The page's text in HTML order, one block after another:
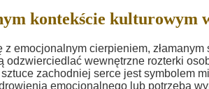
kontekście kulturowym
z emocjonalnym cierpieniem, złamanym
odzwierciedlać wewnętrzne rozterki
zachodniej serce jest symbolem
emocjonalnego lub potrzeba